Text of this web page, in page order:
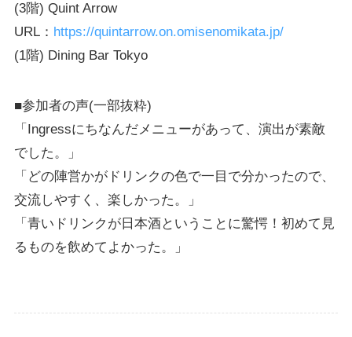
(3階) Quint Arrow
URL： https://quintarrow.on.omisenomikata.jp/
(1階) Dining Bar Tokyo
■参加者の声(一部抜粋)
「Ingressにちなんだメニューがあって、演出が素敵
でした。」
「どの陣営かがドリンクの色で一目で分かったので、
交流しやすく、楽しかった。」
「青いドリンクが日本酒ということに驚愕！初めて見
るものを飲めてよかった。」